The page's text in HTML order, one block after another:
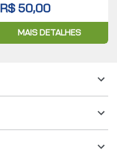
R$ 50,00
MAIS DETALHES